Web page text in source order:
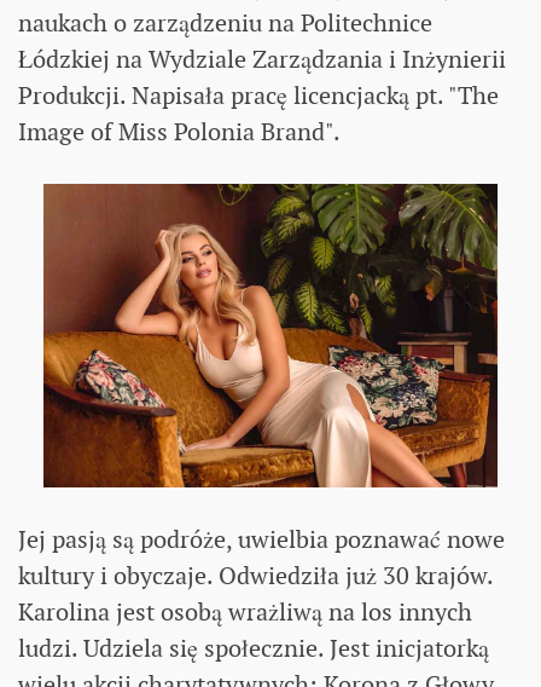
naukach o zarządzeniu na Politechnice
Łódzkiej na Wydziale Zarządzania i Inżynierii
Produkcji. Napisała pracę licencjacką pt. "The
Image of Miss Polonia Brand".
Jej pasją są podróże, uwielbia poznawać nowe
kultury i obyczaje. Odwiedziła już 30 krajów.
Karolina jest osobą wrażliwą na los innych
ludzi. Udziela się społecznie. Jest inicjatorką